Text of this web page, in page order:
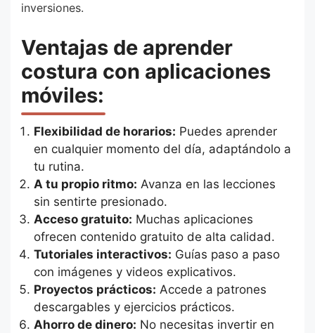
inversiones.
Ventajas de aprender
costura con aplicaciones
móviles:
Flexibilidad de horarios: Puedes aprender
en cualquier momento del día, adaptándolo a
tu rutina.
A tu propio ritmo: Avanza en las lecciones
sin sentirte presionado.
Acceso gratuito: Muchas aplicaciones
ofrecen contenido gratuito de alta calidad.
Tutoriales interactivos: Guías paso a paso
con imágenes y videos explicativos.
Proyectos prácticos: Accede a patrones
descargables y ejercicios prácticos.
Ahorro de dinero: No necesitas invertir en